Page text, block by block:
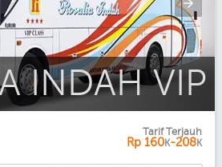
INDAH VIP
Tarif Terjauh
Rp 160K-208K